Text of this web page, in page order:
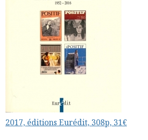
2017, éditions Eurédit, 308p, 31€